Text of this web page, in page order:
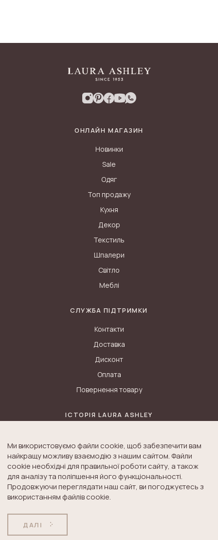
ОНЛАЙН МАГАЗИН
Новинки
Sale
Одяг
Топ продажу
Кухня
Декор
Текстиль
Шпалери
Світло
Меблі
СЛУЖБА ПІДТРИМКИ
Контакти
Доставка
Дисконт
Оплата
Повернення товару
ІСТОРІЯ LAURA ASHLEY
Історія K&A
Історія Laura Ashley
ДОГОВІР ПУБЛІЧНОЇ
Ми використовуємо файли cookie, щоб забезпечити вам
найкращу можливу взаємодію з нашим сайтом. Файли
cookie необхідні для правильної роботи сайту, а також
для аналізу та поліпшення його функціональності.
Продовжуючи переглядати наш сайт, ви погоджуєтесь з
використанням файлів cookie.
ДАЛІ